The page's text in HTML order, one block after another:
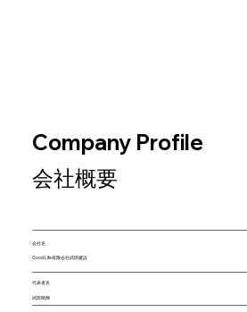
Company Profile
会社概要
会社名
Good Life有限会社武田建設
代表者名
武田晴輝